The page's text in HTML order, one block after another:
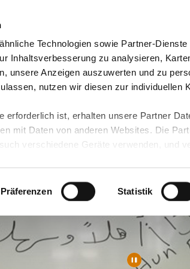
Technologien sowie Partner-
Inhaltsverbesserung zu analysieren,
unsere Anzeigen auszuwerten und zu
nutzen wir diesen zur individuellen
erforderlich ist, erhalten unsere Partner
mit Daten von anderen Websites. Die
verschiedene Geräte verwenden, und
Daten führen kann.
unserenDatenschutzhinweisenund in
Funktionen für diese Zwecke aktiviert
können mittels nachfolgender Buttons über
erteilte Einwilligung stets für die Zukunft
Präferenzen Statistik
& Angebote Presse & Themen